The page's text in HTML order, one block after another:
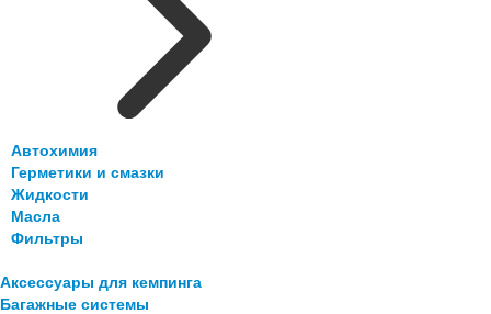
Автохимия
Герметики и смазки
Жидкости
Масла
Фильтры
Аксессуары для кемпинга
Багажные системы